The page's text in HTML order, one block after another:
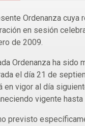
Ordenanza cuya
en sesión
de 2009.
Ordenanza ha sido
el día 21 de
en vigor al día
vigente
previsto